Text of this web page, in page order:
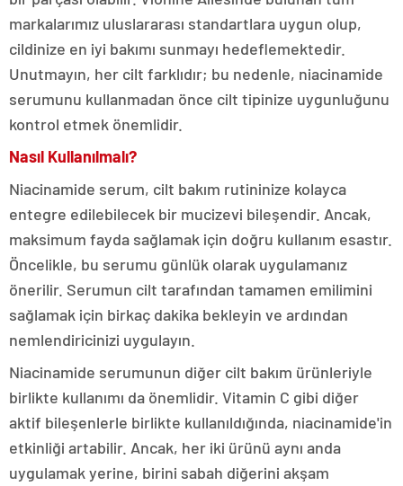
markalarımız uluslararası standartlara uygun olup,
cildinize en iyi bakımı sunmayı hedeflemektedir.
Unutmayın, her cilt farklıdır; bu nedenle, niacinamide
serumunu kullanmadan önce cilt tipinize uygunluğunu
kontrol etmek önemlidir.
Nasıl Kullanılmalı?
Niacinamide serum, cilt bakım rutininize kolayca
entegre edilebilecek bir mucizevi bileşendir. Ancak,
maksimum fayda sağlamak için doğru kullanım esastır.
Öncelikle, bu serumu günlük olarak uygulamanız
önerilir. Serumun cilt tarafından tamamen emilimini
sağlamak için birkaç dakika bekleyin ve ardından
nemlendiricinizi uygulayın.
Niacinamide serumunun diğer cilt bakım ürünleriyle
birlikte kullanımı da önemlidir. Vitamin C gibi diğer
aktif bileşenlerle birlikte kullanıldığında, niacinamide'in
etkinliği artabilir. Ancak, her iki ürünü aynı anda
uygulamak yerine, birini sabah diğerini akşam